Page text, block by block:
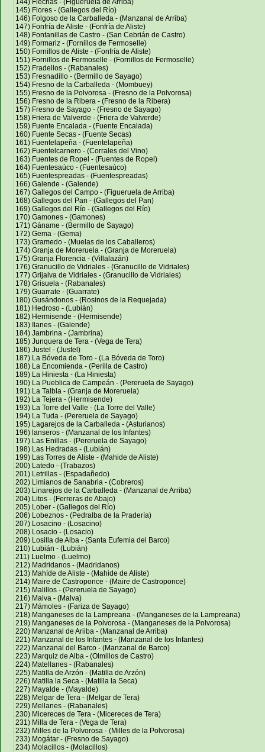
144) Flechas - (Figueruela de Arriba)
145) Flores - (Gallegos del Río)
146) Folgoso de la Carballeda - (Manzanal de Arriba)
147) Fonfría de Aliste - (Fonfría de Aliste)
148) Fontanillas de Castro - (San Cebrián de Castro)
149) Formariz - (Fornillos de Fermoselle)
150) Fornillos de Aliste - (Fonfría de Aliste)
151) Fornillos de Fermoselle - (Fornillos de Fermoselle)
152) Fradellos - (Rabanales)
153) Fresnadillo - (Bermillo de Sayago)
154) Fresno de la Carballeda - (Mombuey)
155) Fresno de la Polvorosa - (Fresno de la Polvorosa)
156) Fresno de la Ribera - (Fresno de la Ribera)
157) Fresno de Sayago - (Fresno de Sayago)
158) Friera de Valverde - (Friera de Valverde)
159) Fuente Encalada - (Fuente Encalada)
160) Fuente Secas - (Fuente Secas)
161) Fuentelapeña - (Fuentelapeña)
162) Fuentelcarnero - (Corrales del Vino)
163) Fuentes de Ropel - (Fuentes de Ropel)
164) Fuentesaúco - (Fuentesaúco)
165) Fuentespreadas - (Fuentespreadas)
166) Galende - (Galende)
167) Gallegos del Campo - (Figueruela de Arriba)
168) Gallegos del Pan - (Gallegos del Pan)
169) Gallegos del Río - (Gallegos del Río)
170) Gamones - (Gamones)
171) Gáname - (Bermillo de Sayago)
172) Gema - (Gema)
173) Gramedo - (Muelas de los Caballeros)
174) Granja de Moreruela - (Granja de Moreruela)
175) Granja Florencia - (Villalazán)
176) Granucillo de Vidriales - (Granucillo de Vidriales)
177) Grijalva de Vidriales - (Granucillo de Vidriales)
178) Grisuela - (Rabanales)
179) Guarrate - (Guarrate)
180) Gusándonos - (Rosinos de la Requejada)
181) Hedroso - (Lubián)
182) Hermisende - (Hermisende)
183) Ilanes - (Galende)
184) Jambrina - (Jambrina)
185) Junquera de Tera - (Vega de Tera)
186) Justel - (Justel)
187) La Bóveda de Toro - (La Bóveda de Toro)
188) La Encomienda - (Perilla de Castro)
189) La Hiniesta - (La Hiniesta)
190) La Pueblica de Campeán - (Pereruela de Sayago)
191) La Talbla - (Granja de Moreruela)
192) La Tejera - (Hermisende)
193) La Torre del Valle - (La Torre del Valle)
194) La Tuda - (Pereruela de Sayago)
195) Lagarejos de la Carballeda - (Asturianos)
196) lanseros - (Manzanal de los Infantes)
197) Las Enillas - (Pereruela de Sayago)
198) Las Hedradas - (Lubián)
199) Las Torres de Aliste - (Mahide de Aliste)
200) Latedo - (Trabazos)
201) Letrillas - (Espadañedo)
202) Limianos de Sanabria - (Cobreros)
203) Linarejos de la Carballeda - (Manzanal de Arriba)
204) Litos - (Ferreras de Abajo)
205) Lober - (Gallegos del Río)
206) Lobeznos - (Pedralba de la Pradería)
207) Losacino - (Losacino)
208) Losacio - (Losacio)
209) Losilla de Alba - (Santa Eufemia del Barco)
210) Lubián - (Lubián)
211) Luelmo - (Luelmo)
212) Madridanos - (Madridanos)
213) Mahíde de Aliste - (Mahide de Aliste)
214) Maire de Castroponce - (Maire de Castroponce)
215) Malillos - (Pereruela de Sayago)
216) Malva - (Malva)
217) Mámoles - (Fariza de Sayago)
218) Manganeses de la Lampreana - (Manganeses de la Lampreana)
219) Manganeses de la Polvorosa - (Manganeses de la Polvorosa)
220) Manzanal de Ariiba - (Manzanal de Arriba)
221) Manzanal de los Infantes - (Manzanal de los Infantes)
222) Manzanal del Barco - (Manzanal de Barco)
223) Marquiz de Alba - (Olmillos de Castro)
224) Matellanes - (Rabanales)
225) Matilla de Arzón - (Matilla de Arzón)
226) Matilla la Seca - (Matilla la Seca)
227) Mayalde - (Mayalde)
228) Melgar de Tera - (Melgar de Tera)
229) Mellanes - (Rabanales)
230) Micereces de Tera - (Micereces de Tera)
231) Milla de Tera - (Vega de Tera)
232) Milles de la Polvorosa - (Milles de la Polvorosa)
233) Mogátar - (Fresno de Sayago)
234) Molacillos - (Molacillos)